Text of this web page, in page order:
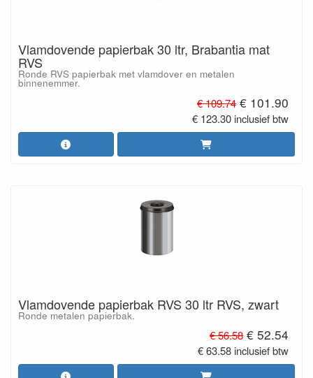
Vlamdovende papierbak 30 ltr, Brabantia mat
RVS
Ronde RVS papierbak met vlamdover en metalen
binnenemmer.
€ 109.74 € 101.90
€ 123.30 inclusief btw
Vlamdovende papierbak RVS 30 ltr RVS, zwart
Ronde metalen papierbak.
€ 56.58 € 52.54
€ 63.58 inclusief btw